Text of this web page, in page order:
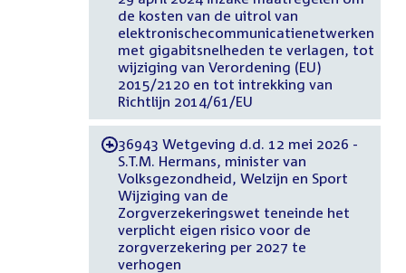
de kosten van de uitrol van
elektronischecommunicatienetwerken
met gigabitsnelheden te verlagen, tot
wijziging van Verordening (EU)
2015/2120 en tot intrekking van
Richtlijn 2014/61/EU
-36943 Wetgeving d.d. 12 mei 2026 -
S.T.M. Hermans, minister van
Volksgezondheid, Welzijn en Sport
Wijziging van de
Zorgverzekeringswet teneinde het
verplicht eigen risico voor de
zorgverzekering per 2027 te
verhogen